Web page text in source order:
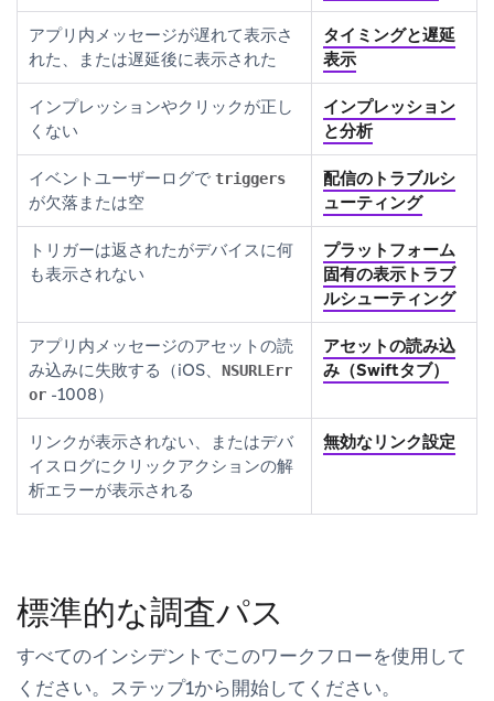
アプリ内メッセージが遅れて表示さ
れた、または遅延後に表示された
タイミングと遅延
表示
インプレッションやクリックが正し
くない
インプレッション
と分析
イベントユーザーログで triggers
が欠落または空
配信のトラブルシ
ューティング
トリガーは返されたがデバイスに何
も表示されない
プラットフォーム
固有の表示トラブ
ルシューティング
アプリ内メッセージのアセットの読
み込みに失敗する（iOS、
NSURLErr
or -1008）
アセットの読み込
み（Swiftタブ）
リンクが表示されない、またはデバ
イスログにクリックアクションの解
析エラーが表示される
無効なリンク設定
標準的な調査パス
すべてのインシデントでこのワークフローを使用して
ください。ステップ1から開始してください。